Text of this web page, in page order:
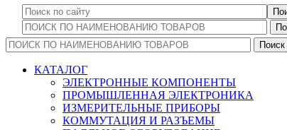
КАТАЛОГ
ЭЛЕКТРОННЫЕ КОМПОНЕНТЫ
ПРОМЫШЛЕННАЯ ЭЛЕКТРОНИКА
ИЗМЕРИТЕЛЬНЫЕ ПРИБОРЫ
КОММУТАЦИЯ И РАЗЪЕМЫ